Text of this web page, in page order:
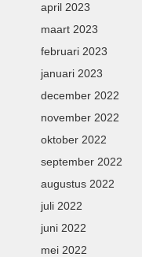
april 2023
maart 2023
februari 2023
januari 2023
december 2022
november 2022
oktober 2022
september 2022
augustus 2022
juli 2022
juni 2022
mei 2022